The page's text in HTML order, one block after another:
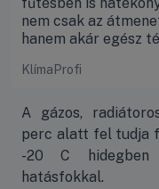
nem csak az
hanem akár egész
KlímaProfi
A gázos,
perc alatt fel tudja
-20 C
hatásfokkal.